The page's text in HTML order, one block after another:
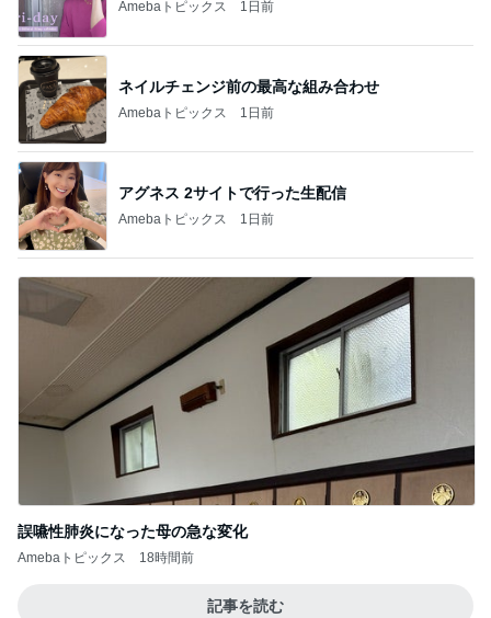
Amebaトピックス 1日前
ネイルチェンジ前の最高な組み合わせ
Amebaトピックス 1日前
アグネス 2サイトで行った生配信
Amebaトピックス 1日前
誤嚥性肺炎になった母の急な変化
Amebaトピックス 18時間前
記事を読む